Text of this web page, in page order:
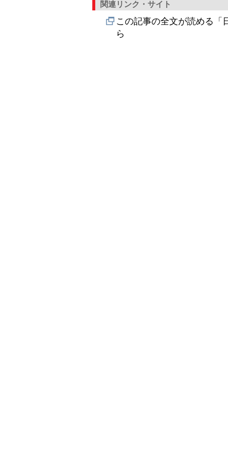
関連リンク・サイト
この記事の全文が読める「
ら